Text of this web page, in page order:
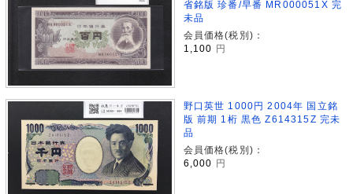
省銘版 珍番/早番 MR000051X 完
未品
会員価格(税別)：
1,100
円
野口英世 1000円 2004年 国立銘
版 前期 1桁 黒色 Z614315Z 完未
品
会員価格(税別)：
6,000 円